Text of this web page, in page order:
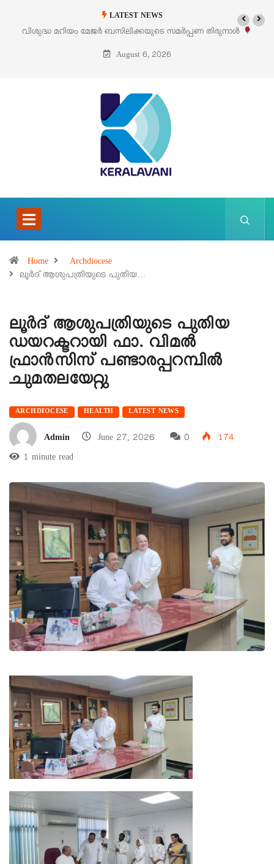
LATEST NEWS
‘പെറ്റൽസ്’ ലൈഫ് സ്റ്റൈൽ എക്സിബിഷനും സെയിലും
പെരുമാനൂരിൽ
August 6, 2026
Home
Archdiocese
ലൂർദ് ആശുപത്രിയുടെ പുതിയ…
ലൂർദ് ആശുപത്രിയുടെ പുതിയ
ഡയറക്ടറായി ഫാ. വിമൽ
ഫ്രാൻസിസ് പണ്ടാരപ്പറമ്പിൽ
ചുമതലയേറ്റു
ARCHDIOCESE HEALTH LATEST NEWS
Admin June 27, 2026 0
174
1 minute read